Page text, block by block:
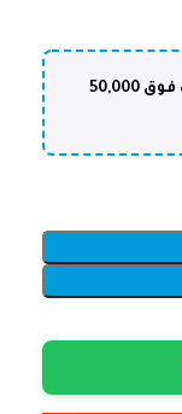
🎁 خصم 10% + 🚚 شحن مجاني للطلبات فوق 50,000